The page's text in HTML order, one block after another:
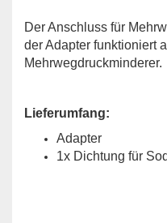
Der Anschluss für
der Adapter funktioniert
Mehrwegdruckminderer.
Lieferumfang:
Adapter
1x Dichtung für